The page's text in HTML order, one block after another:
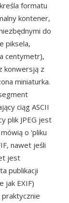
formatu
kontener,
do
piksela,
centymetr),
konwersją z
miniaturka.
ciąg ASCII
plik JPEG jest
o 'pliku
nawet jeśli
jest
publikacji
jak EXIF)